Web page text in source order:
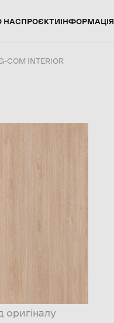
НАСПРОЄКТИІНФОРМАЦІЯ
COM INTERIOR
оригіналу